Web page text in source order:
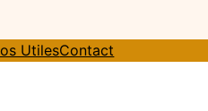
UtilesContact